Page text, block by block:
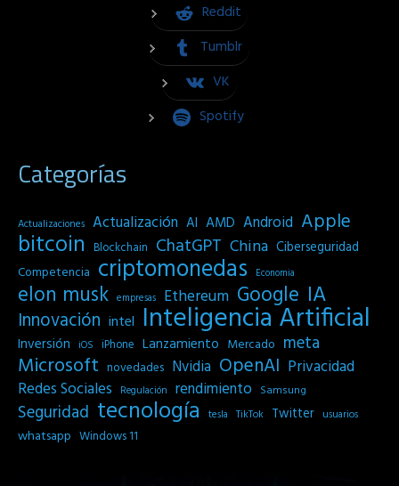
Reddit
Tumblr
VK
Spotify
Categorías
Actualizaciones Actualización AI AMD Android Apple
bitcoin Blockchain ChatGPT China Ciberseguridad
Competencia criptomonedas Economia
elon musk empresas Ethereum Google IA
Innovación intel Inteligencia Artificial
Inversión iOS iPhone Lanzamiento Mercado meta
Microsoft novedades Nvidia OpenAI Privacidad
Redes Sociales
Regulación rendimiento Samsung
Seguridad tecnología tesla TikTok Twitter usuarios
whatsapp Windows 11